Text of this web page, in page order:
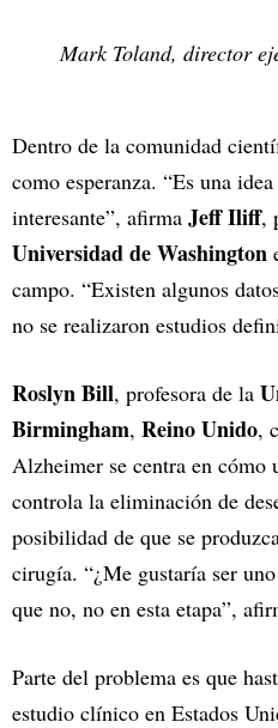
Mark Toland, director
Dentro de la comunidad
como esperanza. “Es una
interesante”, afirma Jeff Iliff,
Universidad de Washington
campo. “Existen algunos
no se realizaron estudios
Roslyn Bill, profesora de la
Birmingham, Reino Unido,
Alzheimer se centra en cómo
controla la eliminación de
posibilidad de que se
cirugía. “¿Me gustaría ser
que no, no en esta etapa”,
Parte del problema es que
estudio clínico en Estados